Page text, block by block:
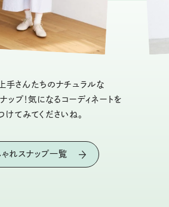
手さんたちのナチュラルな
ップ！気になるコーディネートを
けてみてくださいね。
ゃれスナップ一覧